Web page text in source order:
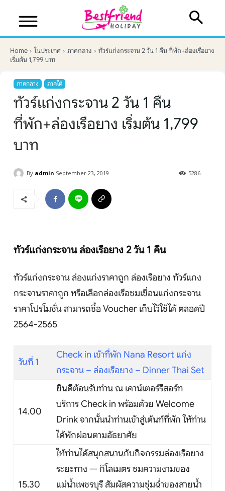
เส้นทางที่ต้องการ
หน้าแรก
ทัวร์ต่างประเทศ
จัดกรุ๊ปต่างประเทศ
ทัวร์ในประเทศ
จัดกรุ๊ปในประเทศ
เรือเจ้าพระยา
ติดต่อเรา
Home ในประเทศ ภาคกลาง
ทัวร์แก่งกระจาน 2 วัน 1 คืน ที่พัก+ล่องเรือยาง
เริ่มต้น 1,799 บาท
ภาคกลาง ภาคใต้
ทัวร์แก่งกระจาน 2 วัน 1 คืน
ที่พัก+ล่องเรือยาง เริ่มต้น 1,799
บาท
By admin September 23, 2019 5286
ทัวร์แก่งกระจาน ล่องเรือยาง 2 วัน 1 คืน
ทัวร์แก่งกระจาน ล่องแก่งราคาถูก ล่องเรือยาง ทัวร์แกง
กระจานราคาถูก หรือเลือกล่องเรือชมเขื่อนแก่งกระจาน
ราคาโปรโมชั่น สามารถซื้อ Voucher เก็บไว้ใช้ได้ ตลอดปี
2564-2565
วันที่ 1
Check in เข้าที่พัก Nana Resort แก่ง
กระจาน – ล่องเรือยาง – Dinner Thai Set
14.00
ยินดีต้อนรับท่าน ณ เคาน์เตอร์รีสอร์ท
บริการ Check in พร้อมด้วย Welcome
Drink จากนั้นนำท่านเข้าสู่เต้นท์ที่พัก ให้ท่าน
ได้พักผ่อนตามอัธยาศัย
15.30
ให้ท่านได้สนุกสนานกับกิจกรรมล่องเรือยาง
ระยะทาง — กิโลเมตร ชมความงามของ
แม่น้ำเพชรบุรี สัมผัสความชุ่มฉ่ำของสายน้ำ